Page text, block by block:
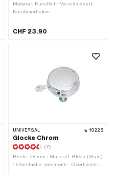
Material: Kunstfell · Verschlussart:
Karabinerhaken
CHF 23.90
UNIVERSAL 10228
Glocke Chrom
(7)
Breite: 58 mm · Material: Blech (Stahl)
· Oberfläche: verchromt · Oberfläche: